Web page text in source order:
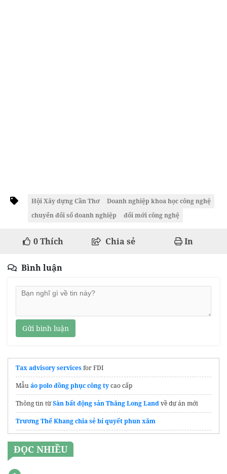
Hội Xây dựng Cần Thơ
Doanh nghiệp khoa học công nghệ
chuyển đổi số doanh nghiệp
đổi mới công nghệ
0Thích Chia sẻ In
Bình luận
Gửi bình luận
Tax advisory servicesfor FDI
Mẫuáo polo đồng phục công tycao cấp
Thông tin từSàn bất động sản Thăng Long Landvề dự án mới
Trương Thế Khang chia sẻ bí quyết phun xăm
gấu bông quà tặng doanh nghiệp
ĐỌC NHIỀU